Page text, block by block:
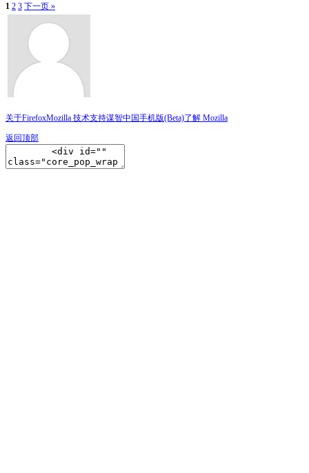
1 2 3 下一页 »
关于FirefoxMozilla 技术支持谋智中国手机版(Beta)了解 Mozilla
返回顶部